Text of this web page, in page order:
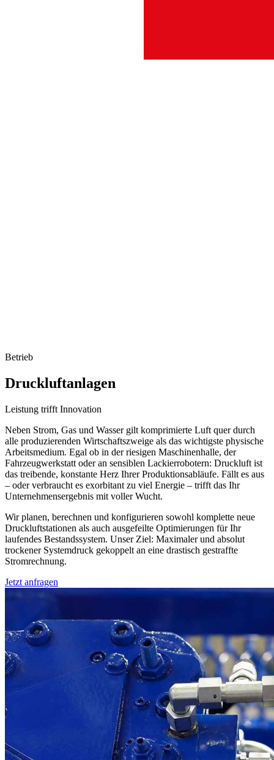
Betrieb
Druckluftanlagen
Leistung trifft Innovation
Neben Strom, Gas und Wasser gilt komprimierte Luft quer durch
alle produzierenden Wirtschaftszweige als das wichtigste physische
Arbeitsmedium. Egal ob in der riesigen Maschinenhalle, der
Fahrzeugwerkstatt oder an sensiblen Lackierrobotern: Druckluft ist
das treibende, konstante Herz Ihrer Produktionsabläufe. Fällt es aus
– oder verbraucht es exorbitant zu viel Energie – trifft das Ihr
Unternehmensergebnis mit voller Wucht.
Wir planen, berechnen und konfigurieren sowohl komplette neue
Druckluftstationen als auch ausgefeilte Optimierungen für Ihr
laufendes Bestandssystem. Unser Ziel: Maximaler und absolut
trockener Systemdruck gekoppelt an eine drastisch gestraffte
Stromrechnung.
Jetzt anfragen